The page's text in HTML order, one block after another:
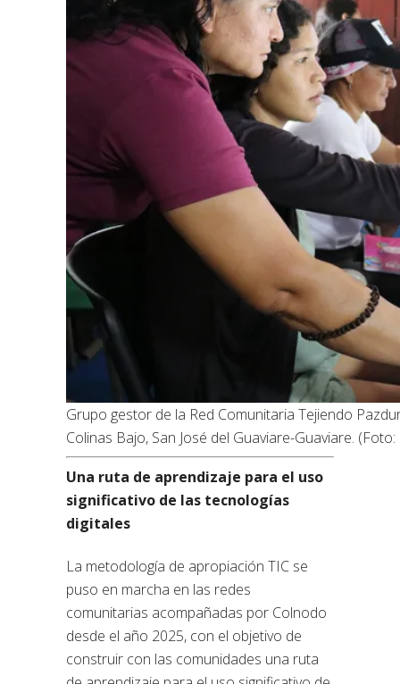
Grupo gestor de la Red Comunitaria Tejiendo
Colinas Bajo, San José del Guaviare-Guaviare.
Una ruta de aprendizaje para el uso
significativo de las tecnologías
digitales
La metodología de apropiación TIC se
puso en marcha en las redes
comunitarias acompañadas por Colnodo
desde el año 2025, con el objetivo de
construir con las comunidades una ruta